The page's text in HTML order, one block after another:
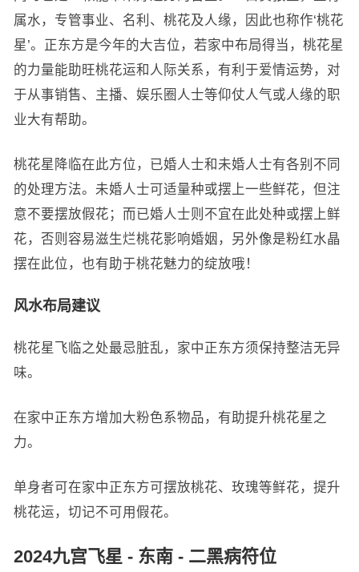
属水，专管事业、名利、桃花及人缘，因此也称作‘桃花
星’。正东方是今年的大吉位，若家中布局得当，桃花星
的力量能助旺桃花运和人际关系，有利于爱情运势，对
于从事销售、主播、娱乐圈人士等仰仗人气或人缘的职
业大有帮助。
桃花星降临在此方位，已婚人士和未婚人士有各别不同
的处理方法。未婚人士可适量种或摆上一些鲜花，但注
意不要摆放假花；而已婚人士则不宜在此处种或摆上鲜
花，否则容易滋生烂桃花影响婚姻，另外像是粉红水晶
摆在此位，也有助于桃花魅力的绽放哦！
风水布局建议
桃花星飞临之处最忌脏乱，家中正东方须保持整洁无异
味。
在家中正东方增加大粉色系物品，有助提升桃花星之
力。
单身者可在家中正东方可摆放桃花、玫瑰等鲜花，提升
桃花运，切记不可用假花。
2024九宫飞星 - 东南 - 二黑病符位